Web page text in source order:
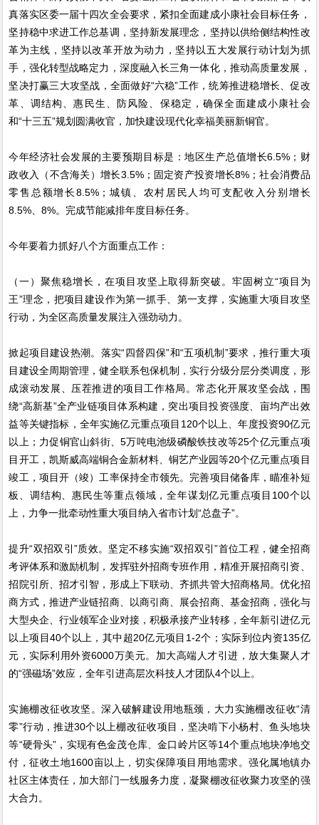
真落实区委一届十四次全会要求，紧扣全面建成小康社会目标任务，
坚持稳中求进工作总基调，坚持新发展理念，坚持以供给侧结构性改
革为主线，坚持以改革开放为动力，坚持以五大发展行动计划为抓
手，强化转型战略定力，深度融入长三角一体化，推动高质量发展，
坚决打赢三大攻坚战，全面做好“六稳”工作，统筹推进稳增长、促改
革、调结构、惠民生、防风险、保稳定，确保全面建成小康社会
和“十三五”规划圆满收官，加快建设现代化幸福美丽新铜官。
今年经济社会发展的主要预期目标是：地区生产总值增长6.5%；财
政收入（不含海关）增长3.5%；固定资产投资增长8%；社会消费品
零售总额增长8.5%；城镇、农村居民人均可支配收入分别增长
8.5%、8%。完成节能减排年度目标任务。
今年要着力抓好八个方面重点工作：
（一）聚焦稳增长，在项目攻坚上取得新突破。牢固树立“项目为
王”理念，把项目建设作为第一抓手、第一支撑，实施重大项目攻坚
行动，为全区高质量发展注入强劲动力。
掀起项目建设热潮。落实“四督四保”和“五项机制”要求，推行重大项
目建设全周期管理，健全联系包保机制，实行分级分层分类调度，形
成滚动发展、压茬推进的项目工作格局。常态化开展攻坚会战，围
绕“高新基”全产业链项目体系构建，突出项目投资强度、亩均产出效
益等关键指标，全年实施亿元重点项目120个以上、年度投资90亿元
以上；力促铜官山斜街、5万吨电池级磷酸铁技改等25个亿元重点项
目开工，凯斯威高端铜合金新材料、铜艺产业园等20个亿元重点项目
竣工，项目开（竣）工率保持全市领先。完善项目储备库，瞄准补短
板、调结构、惠民生等重点领域，全年谋划亿元重点项目100个以
上，力争一批牵动性重大项目纳入省市计划“总盘子”。
提升“双招双引”质效。坚定不移实施“双招双引”首位工程，健全招商
考评体系和激励机制，发挥驻外招商专班作用，精准开展招商引资、
招院引所、招才引智，形成上下联动、齐抓共管大招商格局。优化招
商方式，推进产业链招商、以商引商、展会招商、基金招商，强化与
大型央企、行业领军企业对接，积极承接产业转移，全年新引进亿元
以上项目40个以上，其中超20亿元项目1-2个；实际到位内资135亿
元，实际利用外资6000万美元。加大高端人才引进，放大集聚人才
的“强磁场”效应，全年引进高层次科技人才团队4个以上。
实施棚改征收攻坚。深入破解建设用地瓶颈，大力实施棚改征收“清
零”行动，推进30个以上棚改征收项目，坚决啃下小杨村、鱼头地块
等“硬骨头”，实现有色金茂仓库、金口岭片区等14个重点地块净地交
付，征收土地1600亩以上，切实保障项目用地需求。强化属地镇办
社区主体责任，加大部门一线服务力度，凝聚棚改征收聚力攻坚的强
大合力。